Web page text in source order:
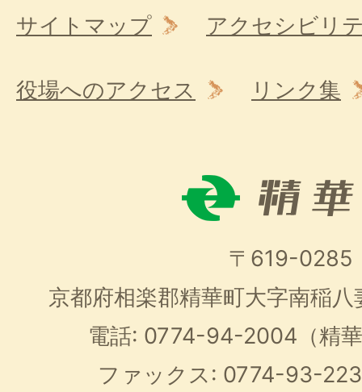
サイトマップ アクセシビリ
役場へのアクセス リンク集
〒619-0285
京都府相楽郡精華町大字南稲
電話: 0774-94-2004（精
ファックス: 0774-93-